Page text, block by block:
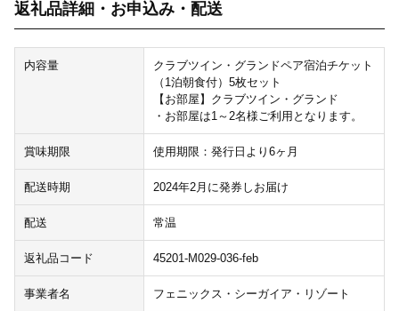
返礼品詳細・お申込み・配送
内容量
クラブツイン・グランドペア宿泊チケット
（1泊朝食付）5枚セット
【お部屋】クラブツイン・グランド
・お部屋は1～2名様ご利用となります。
賞味期限 使用期限：発行日より6ヶ月
配送時期 2024年2月に発券しお届け
配送 常温
返礼品コード 45201-M029-036-feb
事業者名 フェニックス・シーガイア・リゾート